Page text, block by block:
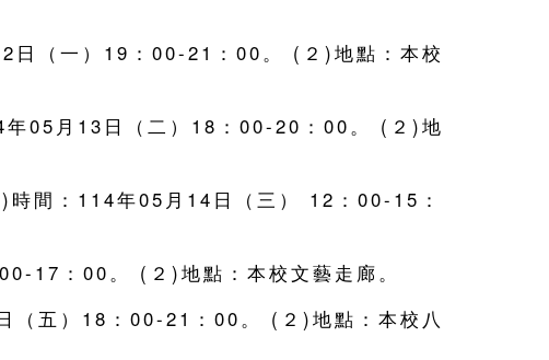
日（一）19：00-21：00。 (２)地點：本校
年05月13日（二）18：00-20：00。 (２)地
間：114年05月14日（三） 12：00-15：
17：00。 (２)地點：本校文藝走廊。
（五）18：00-21：00。 (２)地點：本校八